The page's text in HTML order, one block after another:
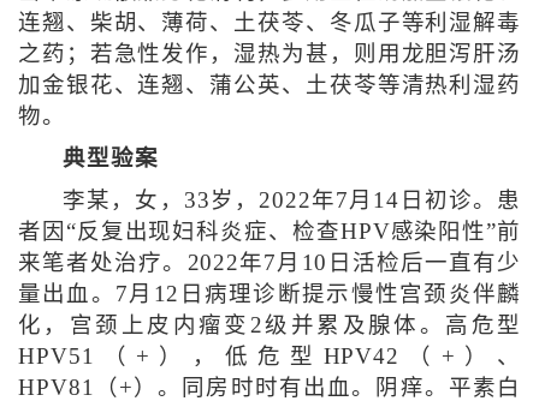
连翘、柴胡、薄荷、土茯苓、冬瓜子等利湿解毒
之药；若急性发作，湿热为甚，则用龙胆泻肝汤
加金银花、连翘、蒲公英、土茯苓等清热利湿药
物。
典型验案
李某，女，33岁，2022年7月14日初诊。患
者因“反复出现妇科炎症、检查HPV感染阳性”前
来笔者处治疗。2022年7月10日活检后一直有少
量出血。7月12日病理诊断提示慢性宫颈炎伴麟
化，宫颈上皮内瘤变2级并累及腺体。高危型
HPV51（+），低危型HPV42（+）、
HPV81（+）。同房时时有出血。阴痒。平素白